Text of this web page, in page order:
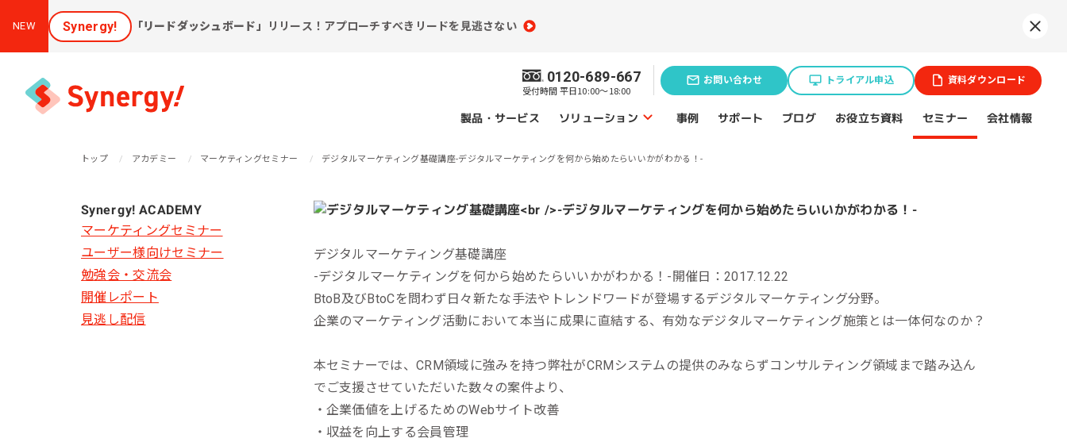
NEW Synergy! 「リードダッシュボード」 リリース！アプローチすべきリードを見逃さない
0120-689-667
受付時間 平日10:00～18:00
お問い合わせ トライアル申込 資料ダウンロード
製品・サービス ソリューション
ソリューショントップ
集客と売上アップに効く
ソリューション
[潜在層顕在化ソリューション]
見込み顧客に買ってほしい
[見込顧客獲得ソリューション]
課題発見のソリューション
購買情報分析
Webアクセス解析
メール効果測定
集客効果分析
アンケート分析
業務効率化のソリューション
（ライティング）
業種特化ソリューション
スポーツ（プロチーム）
不動産業界
一次産業（農業・漁業）
事例 サポート ブログ お役立ち資料 セミナー 会社情報
トップ アカデミー マーケティングセミナー デジタルマーケティング基礎講座-デジタルマーケティングを何から始めたらいいかがわかる！-
デジタルマーケティング基礎講座
-デジタルマーケティングを何から始めたらいいかがわかる！- 開催日：2017.12.22
BtoB及びBtoCを問わず日々新たな手法やトレンドワードが登場するデジタルマーケティング分野。
企業のマーケティング活動において本当に成果に直結する、有効なデジタルマーケティング施策とは一体何なのか？
本セミナーでは、CRM領域に強みを持つ弊社がCRMシステムの提供のみならずコンサルティング領域まで踏み込ん
でご支援させていただいた数々の案件より、
・企業価値を上げるためのWebサイト改善
・収益を向上する会員管理
Synergy! ACADEMY
マーケティングセミナー
ユーザー様向けセミナー
勉強会・交流会
開催レポート
見逃し配信